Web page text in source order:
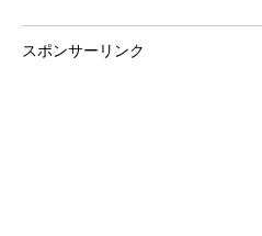
スポンサーリンク